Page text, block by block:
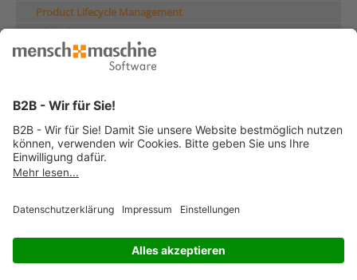
Product Lifecycle Management
PLM Quickstart
Autodesk Fusion Manage
Autodesk Fusion Manage Anwendungsfälle
Digitaler Zwilling
Software für Datenmanagement
Kundenreferenzen
© 2026 Mensch und Maschine -Impressum-Datenschutz